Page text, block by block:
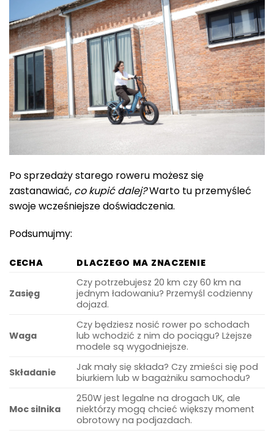
Po sprzedaży starego roweru możesz się
zastanawiać, co kupić dalej?Warto tu przemyśleć
swoje wcześniejsze doświadczenia.
Podsumujmy:
CECHA DLACZEGO MA ZNACZENIE
Zasięg
Czy potrzebujesz 20 km czy 60 km na
jednym ładowaniu? Przemyśl codzienny
dojazd.
Waga
Czy będziesz nosić rower po schodach
lub wchodzić z nim do pociągu? Lżejsze
modele są wygodniejsze.
Składanie
Jak mały się składa? Czy zmieści się pod
biurkiem lub w bagażniku samochodu?
Moc silnika
250W jest legalne na drogach UK, ale
niektórzy mogą chcieć większy moment
obrotowy na podjazdach.